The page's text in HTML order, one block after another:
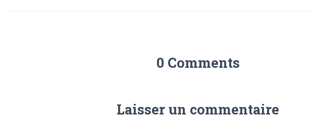
0 Comments
Laisser un commentaire